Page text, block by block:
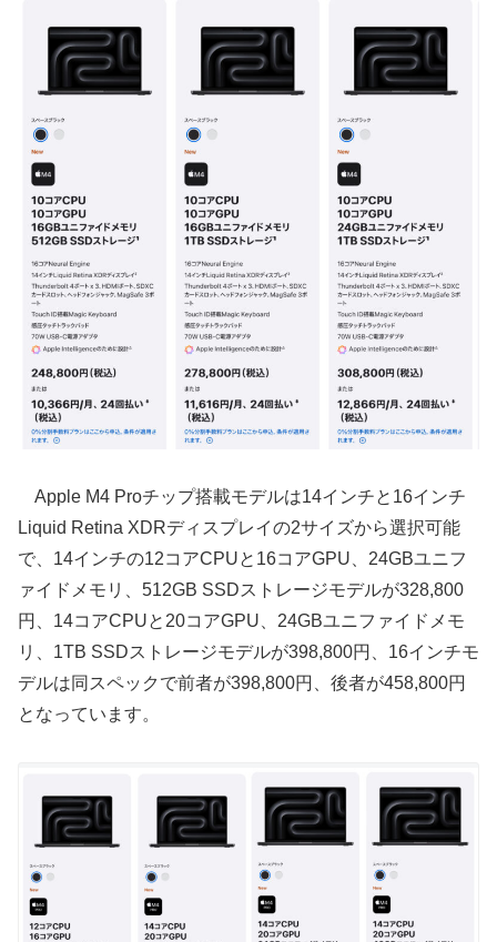
Apple M4 Proチップ搭載モデルは14インチと16インチ
Liquid Retina XDRディスプレイの2サイズから選択可能
で、14インチの12コアCPUと16コアGPU、24GBユニフ
ァイドメモリ、512GB SSDストレージモデルが328,800
円、14コアCPUと20コアGPU、24GBユニファイドメモ
リ、1TB SSDストレージモデルが398,800円、16インチモ
デルは同スペックで前者が398,800円、後者が458,800円
となっています。